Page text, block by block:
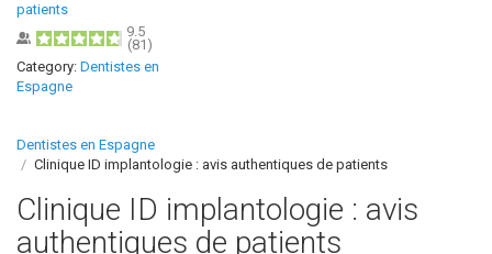
patients
9.5
(81 )
Category: Dentistes en
Espagne
Dentistes en Espagne
Clinique ID implantologie : avis authentiques de patients
Clinique ID implantologie : avis
authentiques de patients